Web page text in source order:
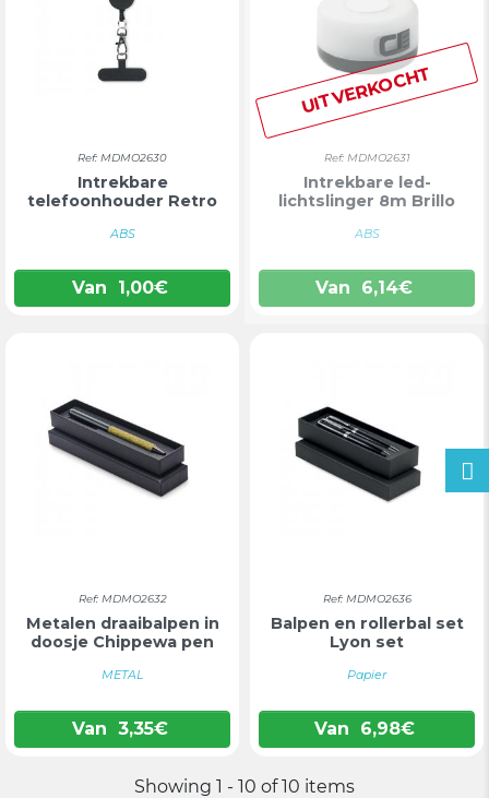
Ref: MDMO2630
Intrekbare
telefoonhouder Retro
ABS
Van 1,00€
UITVERKOCHT
Ref: MDMO2631
Intrekbare led-
lichtslinger 8m Brillo
ABS
Van 6,14€
Ref: MDMO2632
Metalen draaibalpen in
doosje Chippewa pen
METAL
Van 3,35€
Ref: MDMO2636
Balpen en rollerbal set
Lyon set
Papier
Van 6,98€
Showing 1 - 10 of 10 items